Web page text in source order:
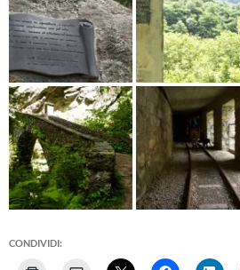
CONDIVIDI: